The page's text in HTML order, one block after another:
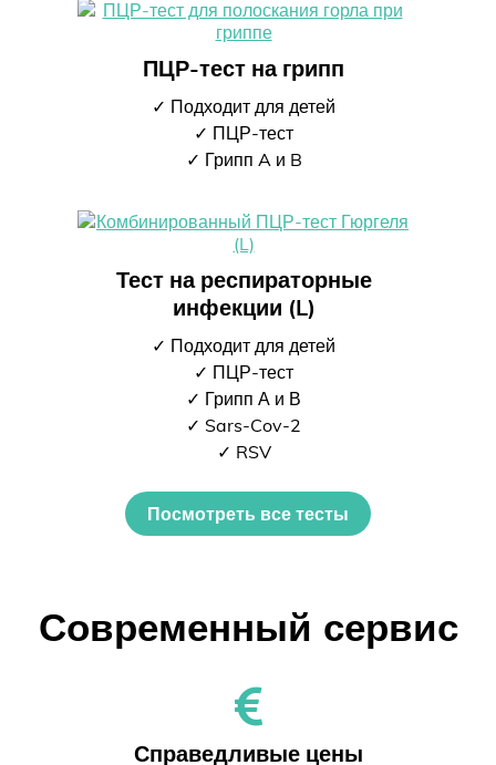
ПЦР-тест на грипп
✓ Подходит для детей
✓ ПЦР-тест
✓ Грипп A и B
Тест на респираторные
инфекции (L)
✓ Подходит для детей
✓ ПЦР-тест
✓ Грипп А и В
✓ Sars-Cov-2
✓ RSV
Посмотреть все тесты
Современный сервис
Справедливые цены